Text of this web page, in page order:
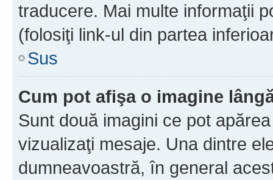
traducere. Mai multe informaţii
(folosiţi link-ul din partea
Sus
Cum pot afişa o imagine
Sunt două imagini ce pot
vizualizaţi mesaje. Una dintre
dumneavoastră, în general